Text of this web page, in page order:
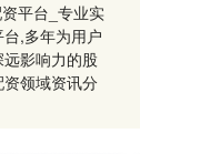
平台_专业实
,多年为用户
影响力的股
领域资讯分